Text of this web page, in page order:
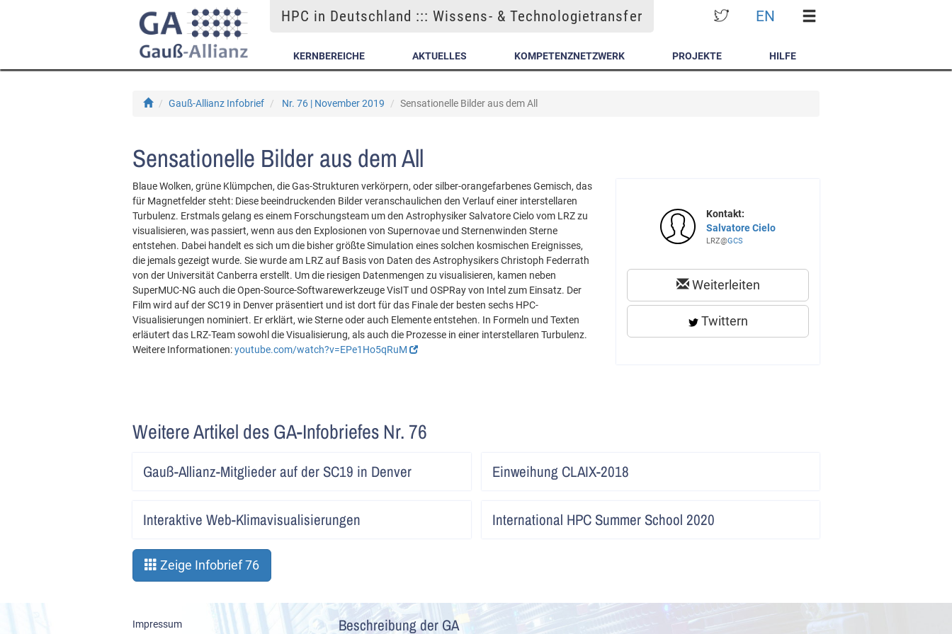
HPC in Deutschland ::: Wissens- & Technologietransfer EN
KERNBEREICHE AKTUELLES KOMPETENZNETZWERK PROJEKTE HILFE
Gauß-Allianz Infobrief Nr. 76 | November 2019 Sensationelle Bilder aus dem All
Sensationelle Bilder aus dem All
Blaue Wolken, grüne Klümpchen, die Gas-Strukturen verkörpern, oder silber-orangefarbenes Gemisch, das
für Magnetfelder steht: Diese beeindruckenden Bilder veranschaulichen den Verlauf einer interstellaren
Turbulenz. Erstmals gelang es einem Forschungsteam um den Astrophysiker Salvatore Cielo vom LRZ zu
visualisieren, was passiert, wenn aus den Explosionen von Supernovae und Sternenwinden Sterne
entstehen. Dabei handelt es sich um die bisher größte Simulation eines solchen kosmischen Ereignisses,
die jemals gezeigt wurde. Sie wurde am LRZ auf Basis von Daten des Astrophysikers Christoph Federrath
von der Universität Canberra erstellt. Um die riesigen Datenmengen zu visualisieren, kamen neben
SuperMUC-NG auch die Open-Source-Softwarewerkzeuge VisIT und OSPRay von Intel zum Einsatz. Der
Film wird auf der SC19 in Denver präsentiert und ist dort für das Finale der besten sechs HPC-
Visualisierungen nominiert. Er erklärt, wie Sterne oder auch Elemente entstehen. In Formeln und Texten
erläutert das LRZ-Team sowohl die Visualisierung, als auch die Prozesse in einer interstellaren Turbulenz.
Weitere Informationen:youtube.com/watch?v=EPe1Ho5qRuM
Kontakt:
Salvatore Cielo
LRZ@GCS
Weiterleiten
Twittern
Weitere Artikel des GA-Infobriefes Nr. 76
Gauß-Allianz-Mitglieder auf der SC19 in Denver Einweihung CLAIX-2018
Interaktive Web-Klimavisualisierungen International HPC Summer School 2020
Zeige Infobrief 76
Impressum
Beschreibung der GA